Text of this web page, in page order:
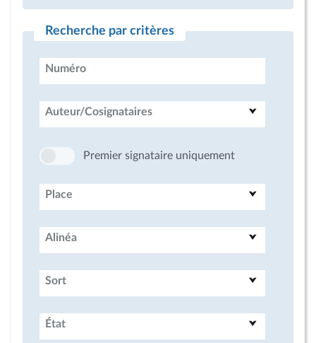
Recherche par critères
Numéro
Auteur/Cosignataires
Premier signataire uniquement
Place
Alinéa
Sort
État